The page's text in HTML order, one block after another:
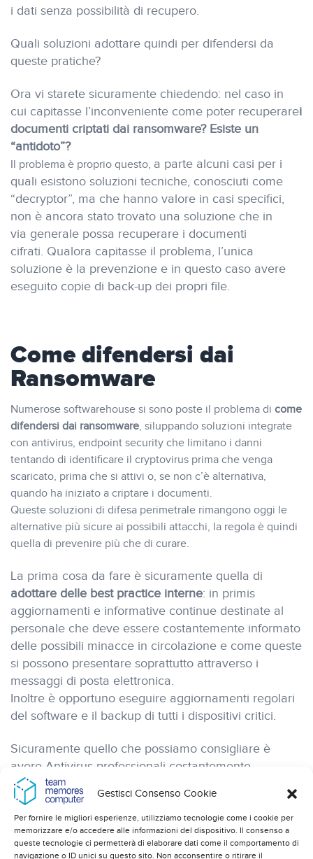
Gestisci Consenso Cookie
Per fornire le migliori esperienze, utilizziamo tecnologie come i cookie per
memorizzare e/o accedere alle informazioni del dispositivo. Il consenso a
queste tecnologie ci permetterà di elaborare dati come il comportamento di
navigazione o ID unici su questo sito. Non acconsentire o ritirare il
i dati senza possibilità di recupero.
Quali soluzioni adottare quindi per difendersi da
queste pratiche?
Ora vi starete sicuramente chiedendo: nel caso in
cui capitasse l’inconveniente come poter recuperarei
documenti criptati dai ransomware? Esiste un
“antidoto”?
Il problema è proprio questo, a parte alcuni casi per i
quali esistono soluzioni tecniche, conosciuti come
“decryptor”, ma che hanno valore in casi specifici,
non è ancora stato trovato una soluzione che in
via generale possa recuperare i documenti
cifrati. Qualora capitasse il problema, l’unica
soluzione è la prevenzione e in questo caso avere
eseguito copie di back-up dei propri file.
Come difendersi dai
Ransomware
Numerose softwarehouse si sono poste il problema di come
difendersi dai ransomware, siluppando soluzioni integrate
con antivirus, endpoint security che limitano i danni
tentando di identificare il cryptovirus prima che venga
scaricato, prima che si attivi o, se non c’è alternativa,
quando ha iniziato a criptare i documenti.
Queste soluzioni di difesa perimetrale rimangono oggi le
alternative più sicure ai possibili attacchi, la regola è quindi
quella di prevenire più che di curare.
La prima cosa da fare è sicuramente quella di
adottare delle best practice interne: in primis
aggiornamenti e informative continue destinate al
personale che deve essere costantemente informato
delle possibili minacce in circolazione e come queste
si possono presentare soprattutto attraverso i
messaggi di posta elettronica.
Inoltre è opportuno eseguire aggiornamenti regolari
del software e il backup di tutti i dispositivi critici.
Sicuramente quello che possiamo consigliare è
avere Antivirus professionali costantemente
aggiornati e avere attivi sistemi di protezione della
rete in grado di identificare possibili intrusi.
Quello che possiamo consigliare è di muoversi
congiuntamente su 4 livelli di sicurezza: